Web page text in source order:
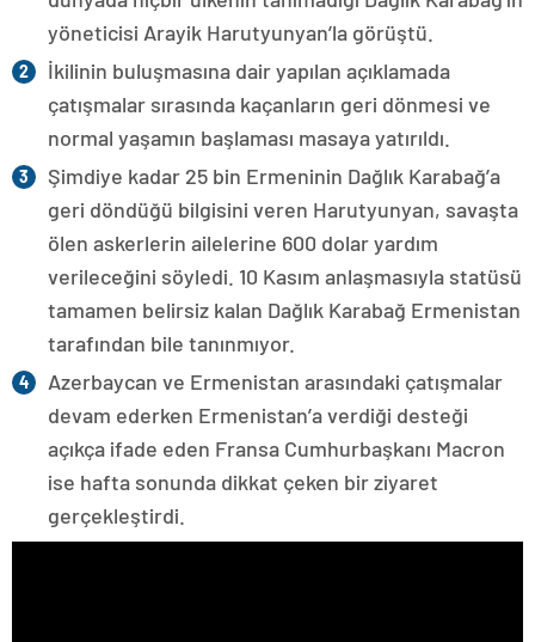
yöneticisi Arayik Harutyunyan’la görüştü.
İkilinin buluşmasına dair yapılan açıklamada
çatışmalar sırasında kaçanların geri dönmesi ve
normal yaşamın başlaması masaya yatırıldı.
Şimdiye kadar 25 bin Ermeninin Dağlık Karabağ’a
geri döndüğü bilgisini veren Harutyunyan, savaşta
ölen askerlerin ailelerine 600 dolar yardım
verileceğini söyledi. 10 Kasım anlaşmasıyla statüsü
tamamen belirsiz kalan Dağlık Karabağ Ermenistan
tarafından bile tanınmıyor.
Azerbaycan ve Ermenistan arasındaki çatışmalar
devam ederken Ermenistan’a verdiği desteği
açıkça ifade eden Fransa Cumhurbaşkanı Macron
ise hafta sonunda dikkat çeken bir ziyaret
gerçekleştirdi.